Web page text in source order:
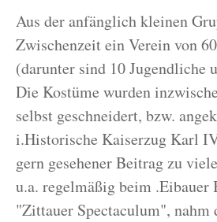
Aus der anfänglich kleinen
Zwischenzeit ein Verein von
(darunter sind 10 Jugendliche
Die Kostüme wurden
selbst geschneidert, bzw.
i.Historische Kaiserzug Karl
gern gesehener Beitrag zu
u.a. regelmäßig beim .Eibauer
"Zittauer Spectaculum", nahm